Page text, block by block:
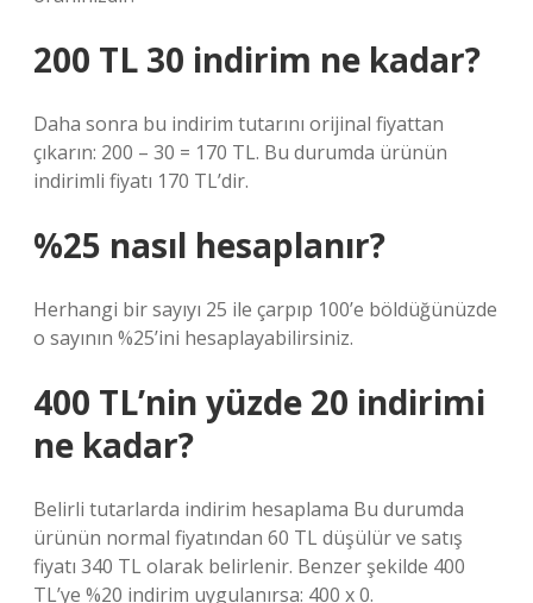
200 TL 30 indirim ne kadar?
Daha sonra bu indirim tutarını orijinal fiyattan
çıkarın: 200 – 30 = 170 TL. Bu durumda ürünün
indirimli fiyatı 170 TL’dir.
%25 nasıl hesaplanır?
Herhangi bir sayıyı 25 ile çarpıp 100’e böldüğünüzde
o sayının %25’ini hesaplayabilirsiniz.
400 TL’nin yüzde 20 indirimi
ne kadar?
Belirli tutarlarda indirim hesaplama Bu durumda
ürünün normal fiyatından 60 TL düşülür ve satış
fiyatı 340 TL olarak belirlenir. Benzer şekilde 400
TL’ye %20 indirim uygulanırsa: 400 x 0.